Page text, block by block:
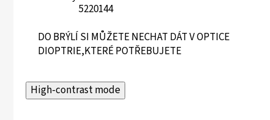
5220144
DO BRÝLÍ SI MŮŽETE NECHAT DÁT V OPTICE
DIOPTRIE,KTERÉ POTŘEBUJETE
High-contrast mode